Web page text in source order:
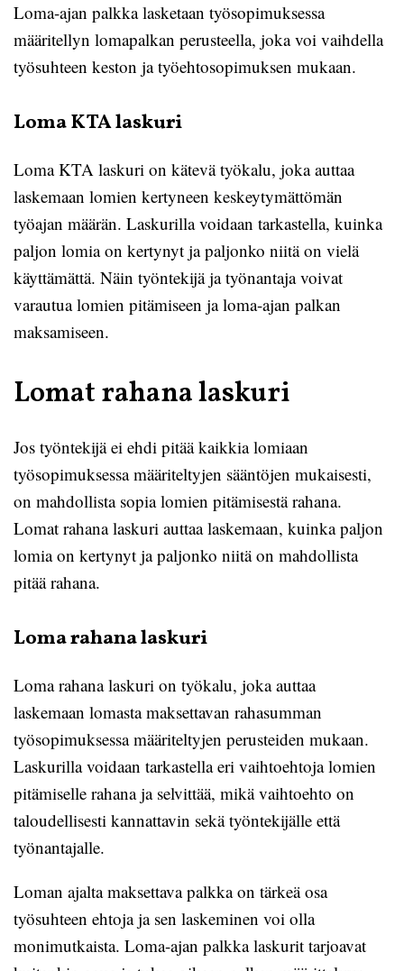
Loma-ajan palkka lasketaan työsopimuksessa
määritellyn lomapalkan perusteella, joka voi vaihdella
työsuhteen keston ja työehtosopimuksen mukaan.
Loma KTA laskuri
Loma KTA laskuri on kätevä työkalu, joka auttaa
laskemaan lomien kertyneen keskeytymättömän
työajan määrän. Laskurilla voidaan tarkastella, kuinka
paljon lomia on kertynyt ja paljonko niitä on vielä
käyttämättä. Näin työntekijä ja työnantaja voivat
varautua lomien pitämiseen ja loma-ajan palkan
maksamiseen.
Lomat rahana laskuri
Jos työntekijä ei ehdi pitää kaikkia lomiaan
työsopimuksessa määriteltyjen sääntöjen mukaisesti,
on mahdollista sopia lomien pitämisestä rahana.
Lomat rahana laskuri auttaa laskemaan, kuinka paljon
lomia on kertynyt ja paljonko niitä on mahdollista
pitää rahana.
Loma rahana laskuri
Loma rahana laskuri on työkalu, joka auttaa
laskemaan lomasta maksettavan rahasumman
työsopimuksessa määriteltyjen perusteiden mukaan.
Laskurilla voidaan tarkastella eri vaihtoehtoja lomien
pitämiselle rahana ja selvittää, mikä vaihtoehto on
taloudellisesti kannattavin sekä työntekijälle että
työnantajalle.
Loman ajalta maksettava palkka on tärkeä osa
työsuhteen ehtoja ja sen laskeminen voi olla
monimutkaista. Loma-ajan palkka laskurit tarjoavat